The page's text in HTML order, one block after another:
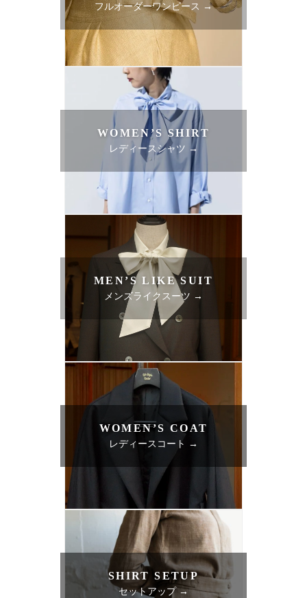
フルオーダーワンピース →
WOMEN’S SHIRT
レディースシャツ →
MEN’S LIKE SUIT
メンズライクスーツ →
WOMEN’S COAT
レディースコート →
SHIRT SETUP
セットアップ →